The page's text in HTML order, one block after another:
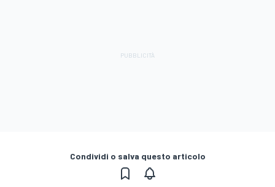
Condividi o salva questo articolo